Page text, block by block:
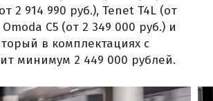
2 914 990 руб.), Tenet T4L (от
C5 (от 2 349 000 руб.) и
в комплектациях с
минимум 2 449 000 рублей.